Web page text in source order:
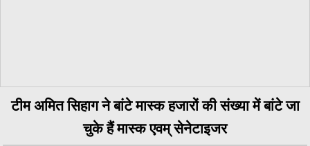
टीम अमित सिहाग ने बांटे मास्क हजारों की संख्या में बांटे जा
चुके हैं मास्क एवम् सेनेटाइजर